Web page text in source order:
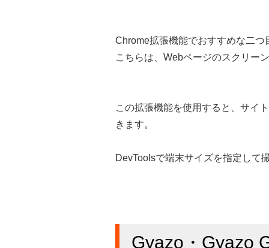
Chrome拡張機能でおすすめな二
こちらは、Webページのスクリー
この拡張機能を使用すると、サイ
きます。
DevToolsで端末サイズを指定して
Gyazo・Gyazo